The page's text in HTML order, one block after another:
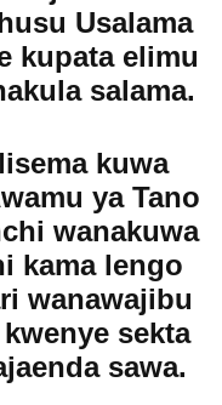
Usalama
kupata elimu
salama.
kuwa
ya Tano
wanakuwa
kama lengo
wanawajibu
sekta
sawa.